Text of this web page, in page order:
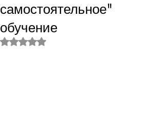
самостоятельное"
обучение
Оценка: не число из 5 звезд.